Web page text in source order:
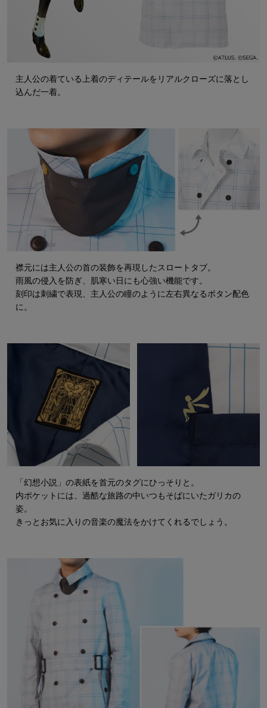
主人公の着ている上着のディテールをリアルクローズに落とし
込んだ一着。
襟元には主人公の首の装飾を再現したスロートタブ。
雨風の侵入を防ぎ、肌寒い日にも心強い機能です。
刻印は刺繍で表現、主人公の瞳のように左右異なるボタン配色
に。
「幻想小説」の表紙を首元のタグにひっそりと。
内ポケットには、過酷な旅路の中いつもそばにいたガリカの
姿。
きっとお気に入りの音楽の魔法をかけてくれるでしょう。